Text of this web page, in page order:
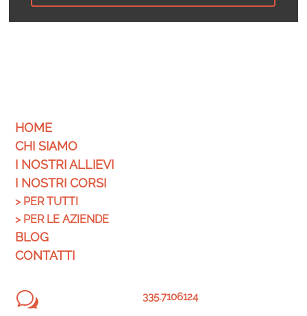
HOME
CHI SIAMO
I NOSTRI ALLIEVI
I NOSTRI CORSI
> PER TUTTI
> PER LE AZIENDE
BLOG
CONTATTI
w 335.7106124